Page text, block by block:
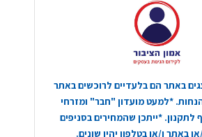
באתר הם בלעדיים לרוכשים באתר
*למעט מועדון "חבר" ומזרחי
לתקנון. *ייתכן שהמחירים בסניפים
באתר ו/או בטלפון יהיו שונים.